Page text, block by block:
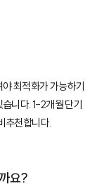
최적화가 가능하기
니다. 1-2개월 단기
추천합니다.
요?